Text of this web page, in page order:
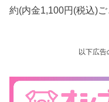
約(内金1,100円(税込)ご
以下広